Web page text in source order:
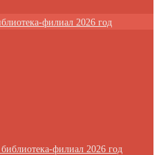
филиал 2026 год
филиал 2026 год